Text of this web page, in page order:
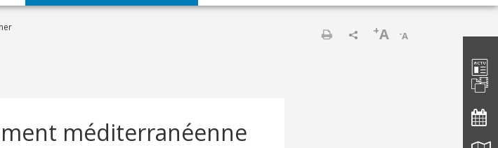
-A
+A
méditerranéenne